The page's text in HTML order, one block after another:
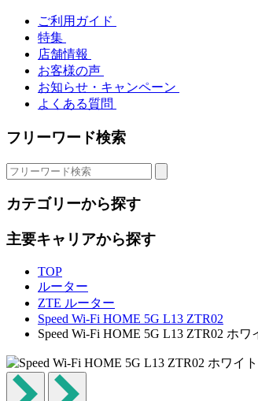
ご利用ガイド
特集
店舗情報
お客様の声
お知らせ・キャンペーン
よくある質問
フリーワード検索
カテゴリーから探す
主要キャリアから探す
TOP
ルーター
ZTE ルーター
Speed Wi-Fi HOME 5G L13 ZTR02
Speed Wi-Fi HOME 5G L13 ZTR02 ホ